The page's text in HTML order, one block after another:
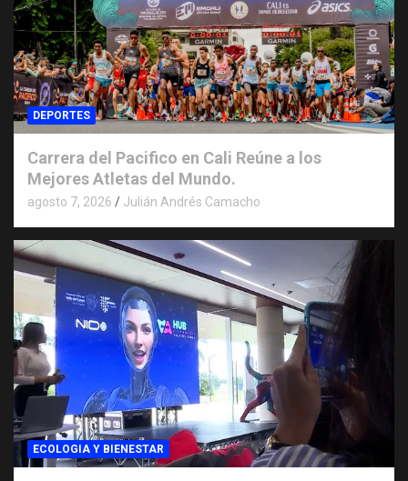
DEPORTES
Carrera del Pacifico en Cali Reúne a los
Mejores Atletas del Mundo.
agosto 7, 2026 Julián Andrés Camacho
ECOLOGIA Y BIENESTAR